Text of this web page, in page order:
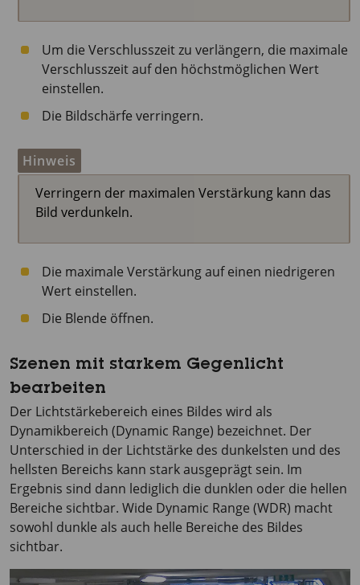
Um die Verschlusszeit zu verlängern, die maximale
Verschlusszeit auf den höchstmöglichen Wert
einstellen.
Die Bildschärfe verringern.
Hinweis
Verringern der maximalen Verstärkung kann das
Bild verdunkeln.
Die maximale Verstärkung auf einen niedrigeren
Wert einstellen.
Die Blende öffnen.
Szenen mit starkem Gegenlicht
bearbeiten
Der Lichtstärkebereich eines Bildes wird als
Dynamikbereich (Dynamic Range) bezeichnet. Der
Unterschied in der Lichtstärke des dunkelsten und des
hellsten Bereichs kann stark ausgeprägt sein. Im
Ergebnis sind dann lediglich die dunklen oder die hellen
Bereiche sichtbar. Wide Dynamic Range (WDR) macht
sowohl dunkle als auch helle Bereiche des Bildes
sichtbar.